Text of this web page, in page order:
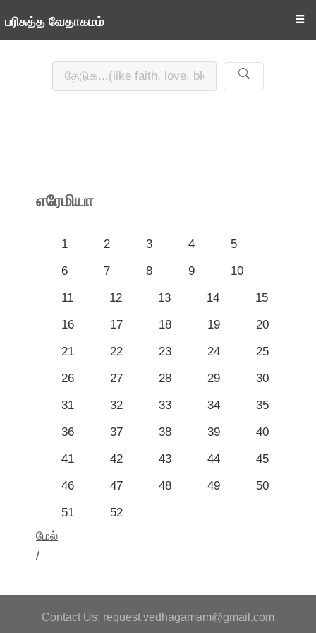
பரிசுத்த வேதாகமம் ☰
எரேமியா
1 2 3 4
5
6
7 8 9
10
11
12 13 14
15
16
17 18 19
20
21
22 23 24
25
26
27 28 29
30
31
32 33 34
35
36
37 38 39
40
41
42 43 44
45
46
47 48 49
50
51
52
மேல்
/
Contact Us: request.vedhagamam@gmail.com